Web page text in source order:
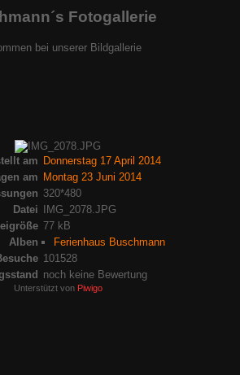
Fotogallerie
bei unserer Bildgallerie
am Donnerstag 17 April 2014
am Montag 23 Juni 2014
320*480
Datei IMG_2078.JPG
77 kB
Alben
Ferienhaus Buschmann
101528
noch keine Bewertung
Unterstützt von Piwigo